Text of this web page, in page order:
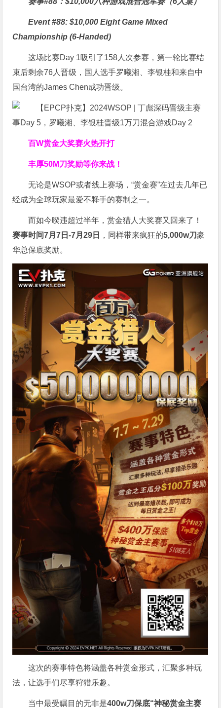
Event #88: $10,000 Eight Game Mixed
Championship (6-Handed)
这场比赛Day 1吸引了158人次参赛，第一轮比赛结
束后剩余76人晋级，国人选手罗曦湘、李银桂和来自中
国台湾的James Chen成功晋级。
百W赏金大奖赛火热开打
丰厚50M刀奖励等你来战！
无论是WSOP或者线上赛场，“赏金赛”在过去几年已
经成为全球玩家最爱不释手的赛制之一。
而如今暌违超过半年，赏金猎人大奖赛又回来了！
赛事时间7月7日-7月29日
，同样带来疯狂的5,000w刀豪
华总保底奖励。
这次的赛事特色将涵盖各种赏金形式，汇聚多种玩
法，让选手们尽享狩猎乐趣。
当中最受瞩目的无非是400w刀保底“神秘赏金主赛